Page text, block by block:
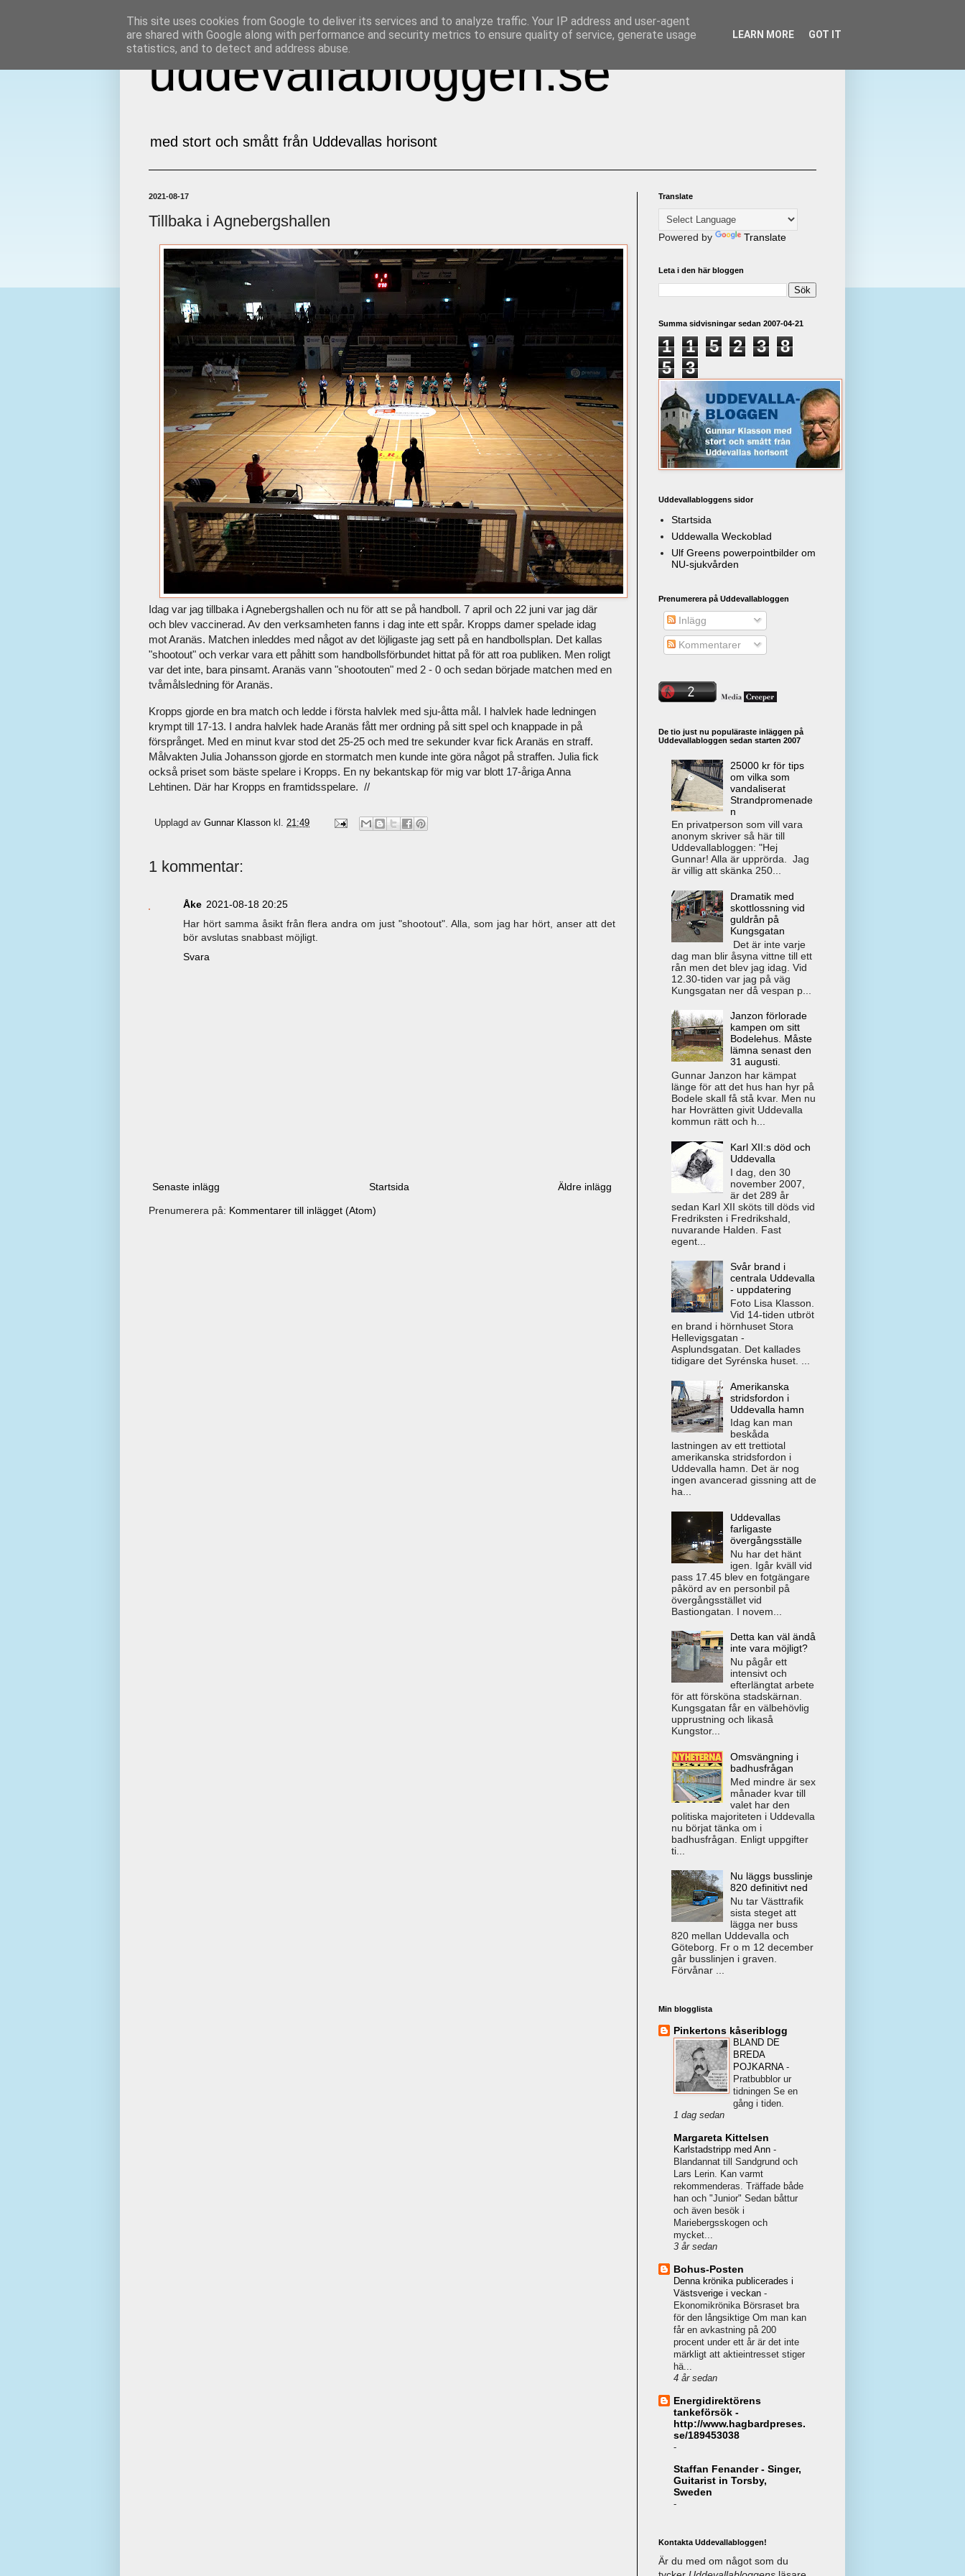
uddevallabloggen.se
med stort och smått från Uddevallas horisont
2021-08-17
Tillbaka i Agnebergshallen
Idag var jag tillbaka i Agnebergshallen och nu för att se på handboll. 7 april och 22 juni var jag där
och blev vaccinerad. Av den verksamheten fanns i dag inte ett spår. Kropps damer spelade idag
mot Aranäs. Matchen inleddes med något av det löjligaste jag sett på en handbollsplan. Det kallas
"shootout" och verkar vara ett påhitt som handbollsförbundet hittat på för att roa publiken. Men roligt
var det inte, bara pinsamt. Aranäs vann "shootouten" med 2 - 0 och sedan började matchen med en
tvåmålsledning för Aranäs.
Kropps gjorde en bra match och ledde i första halvlek med sju-åtta mål. I halvlek hade ledningen
krympt till 17-13. I andra halvlek hade Aranäs fått mer ordning på sitt spel och knappade in på
försprånget. Med en minut kvar stod det 25-25 och med tre sekunder kvar fick Aranäs en straff.
Målvakten Julia Johansson gjorde en stormatch men kunde inte göra något på straffen. Julia fick
också priset som bäste spelare i Kropps. En ny bekantskap för mig var blott 17-åriga Anna
Lehtinen. Där har Kropps en framtidsspelare. //
Upplagd av Gunnar Klasson kl. 21:49
1 kommentar:
Åke 2021-08-18 20:25
Har hört samma åsikt från flera andra om just "shootout". Alla, som jag har hört, anser att det
bör avslutas snabbast möjligt.
Svara
Senaste inlägg Äldre inlägg
Startsida
Prenumerera på: Kommentarer till inlägget (Atom)
Translate
Powered by Translate
Leta i den här bloggen
Summa sidvisningar sedan 2007-04-21
1 1 5 2 3
8
5
3
Uddevallabloggens sidor
Startsida
Uddewalla Weckoblad
Ulf Greens powerpointbilder om
NU-sjukvården
Prenumerera på Uddevallabloggen
Inlägg
Kommentarer
De tio just nu populäraste inläggen på
Uddevallabloggen sedan starten 2007
25000 kr för tips
om vilka som
vandaliserat
Strandpromenade
n
En privatperson som vill vara
anonym skriver så här till
Uddevallabloggen: "Hej
Gunnar! Alla är upprörda. Jag
är villig att skänka 250...
Dramatik med
skottlossning vid
guldrån på
Kungsgatan
Det är inte varje
dag man blir åsyna vittne till ett
rån men det blev jag idag. Vid
12.30-tiden var jag på väg
Kungsgatan ner då vespan p...
Janzon förlorade
kampen om sitt
Bodelehus. Måste
lämna senast den
31 augusti.
Gunnar Janzon har kämpat
länge för att det hus han hyr på
Bodele skall få stå kvar. Men nu
har Hovrätten givit Uddevalla
kommun rätt och h...
Karl XII:s död och
Uddevalla
I dag, den 30
november 2007,
är det 289 år
sedan Karl XII sköts till döds vid
Fredriksten i Fredrikshald,
nuvarande Halden. Fast
egent...
Svår brand i
centrala Uddevalla
- uppdatering
Foto Lisa Klasson.
Vid 14-tiden utbröt
en brand i hörnhuset Stora
Hellevigsgatan -
Asplundsgatan. Det kallades
tidigare det Syrénska huset. ...
Amerikanska
stridsfordon i
Uddevalla hamn
Idag kan man
beskåda
lastningen av ett trettiotal
amerikanska stridsfordon i
Uddevalla hamn. Det är nog
ingen avancerad gissning att de
ha...
Uddevallas
farligaste
övergångsställe
Nu har det hänt
igen. Igår kväll vid
pass 17.45 blev en fotgängare
påkörd av en personbil på
övergångsstället vid
Bastiongatan. I novem...
Detta kan väl ändå
inte vara möjligt?
Nu pågår ett
intensivt och
efterlängtat arbete
för att försköna stadskärnan.
Kungsgatan får en välbehövlig
upprustning och likaså
Kungstor...
Omsvängning i
badhusfrågan
Med mindre är sex
månader kvar till
valet har den
politiska majoriteten i Uddevalla
nu börjat tänka om i
badhusfrågan. Enligt uppgifter
ti...
Nu läggs busslinje
820 definitivt ned
Nu tar Västtrafik
sista steget att
lägga ner buss
820 mellan Uddevalla och
Göteborg. Fr o m 12 december
går busslinjen i graven.
Förvånar ...
Min blogglista
Pinkertons kåseriblogg
BLAND DE
BREDA
POJKARNA -
Pratbubblor ur
tidningen Se en
gång i tiden.
1 dag sedan
Margareta Kittelsen
Karlstadstripp med Ann -
Blandannat till Sandgrund och
Lars Lerin. Kan varmt
rekommenderas. Träffade både
han och "Junior" Sedan båttur
och även besök i
Mariebergsskogen och
mycket...
3 år sedan
Bohus-Posten
Denna krönika publicerades i
Västsverige i veckan -
Ekonomikrönika Börsraset bra
för den långsiktige Om man kan
får en avkastning på 200
procent under ett år är det inte
märkligt att aktieintresset stiger
hä...
4 år sedan
Energidirektörens
tankeförsök -
http://www.hagbardpreses.
se/189453038
-
Staffan Fenander - Singer,
Guitarist in Torsby,
Sweden
-
Kontakta Uddevallabloggen!
Är du med om något som du
This site uses cookies from Google to deliver its services and to analyze traffic. Your IP address and user-agent
are shared with Google along with performance and security metrics to ensure quality of service, generate usage
statistics, and to detect and address abuse.
LEARN MORE GOT IT